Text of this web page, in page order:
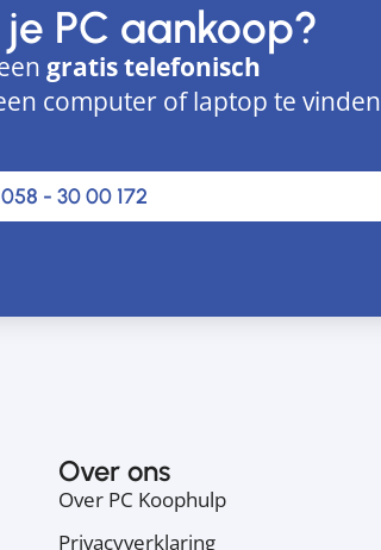
PC aankoop?
gratis telefonisch
computer of laptop te vinden
- 30 00 172
Over ons
Over PC Koophulp
Privacyverklaring